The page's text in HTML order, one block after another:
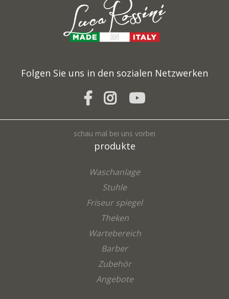
Folgen Sie uns in den sozialen Netzwerken
schau mal bei uns vorbei
produkte
Waschanlage
Stuhle
Friseur spiegel
Theken
Wartebereich
Barber
Zubehör
Angebote